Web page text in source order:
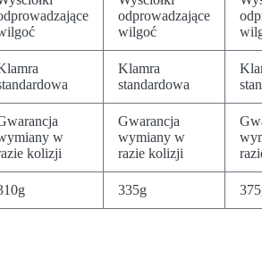
odprowadzające
wilgoć
Klamra
standardowa
w
kolizji
Gwarancja
wymiany w
razie kolizji
335g